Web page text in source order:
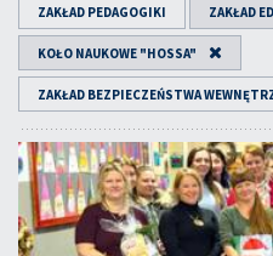
ZAKŁAD PEDAGOGIKI ZAKŁAD
KOŁO NAUKOWE "HOSSA"
ZAKŁAD BEZPIECZEŃSTWA